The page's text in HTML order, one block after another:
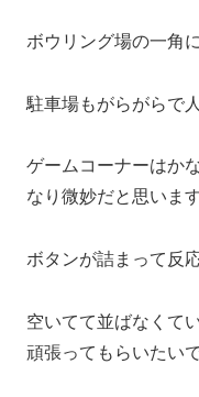
ボウリング場の一角
駐車場もがらがらで
ゲームコーナーはか
なり微妙だと思います
ボタンが詰まって反
空いてて並ばなくて
頑張ってもらいたい